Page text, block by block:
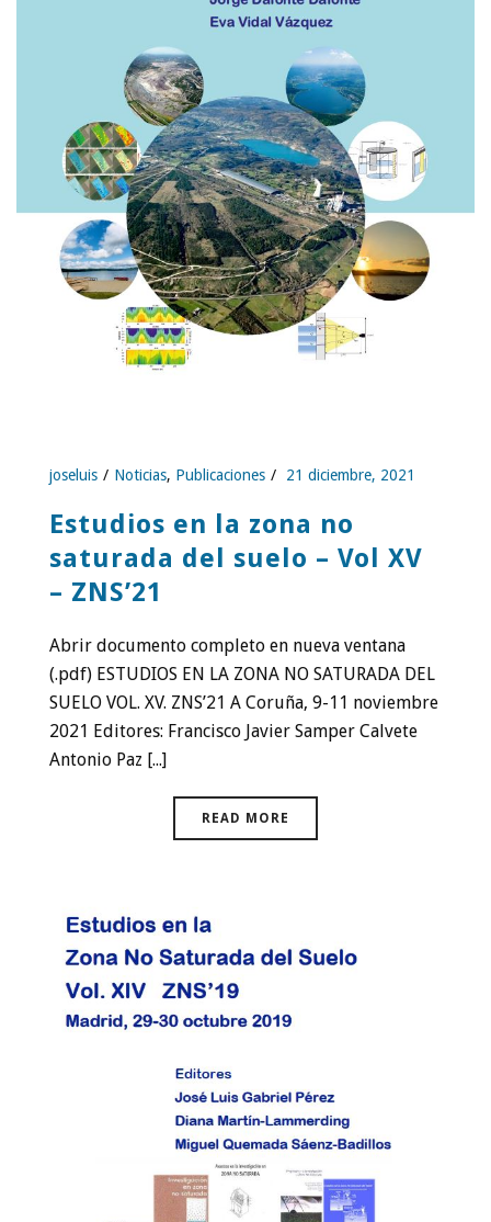
joseluis Noticias, Publicaciones 21 diciembre, 2021
Estudios en la zona no
saturada del suelo – Vol XV
– ZNS’21
Abrir documento completo en nueva ventana
(.pdf) ESTUDIOS EN LA ZONA NO SATURADA DEL
SUELO VOL. XV. ZNS’21 A Coruña, 9-11 noviembre
2021 Editores: Francisco Javier Samper Calvete
Antonio Paz [...]
READ MORE